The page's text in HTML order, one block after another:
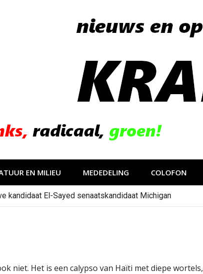
EN MILIEU MEDEDELING COLOFON
kandidaat El-Sayed senaatskandidaat Michigan
niet. Het is een calypso van Haïti met diepe wortels,